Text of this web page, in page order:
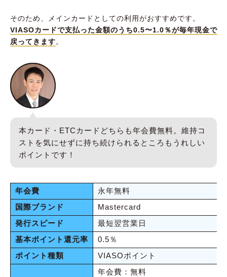
そのため、メインカードとしての利用がおすすめです。
VIASOカードで支払った金額のうち0.5〜1.0％が毎年現金で
戻ってきます。
本カード・ETCカードどちらも年会費無料。維持コ
ストを気にせずに持ち続けられるところもうれしい
ポイントです！
年会費
永年無料
国際ブランド
Mastercard
発行スピード
最短翌営業日
基本ポイント還元率
0.5％
ポイント種類
VIASOポイント
年会費：無料